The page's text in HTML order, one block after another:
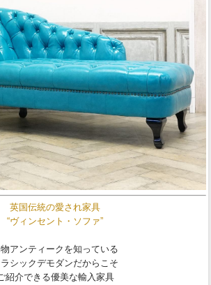
英国伝統の愛され家具
“ヴィンセント・ソファ”
アンティークを知っている
シックデモダンだからこそ
紹介できる優美な輸入家具